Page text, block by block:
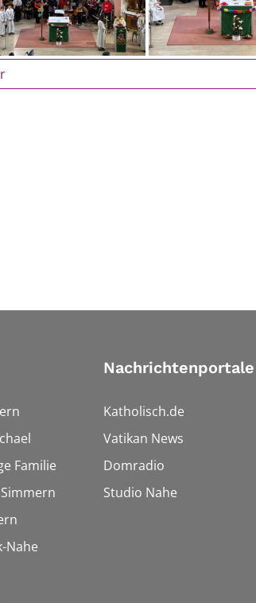
Familie
Nahe
Nachrichtenportale
Katholisch.de
Vatikan News
Domradio
Studio Nahe